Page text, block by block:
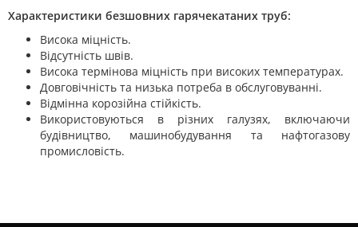
Характеристики безшовних гарячекатаних труб:
Висока міцність.
Відсутність швів.
Висока термінова міцність при високих температурах.
Довговічність та низька потреба в обслуговуванні.
Відмінна корозійна стійкість.
Використовуються в різних галузях, включаючи
будівництво, машинобудування та нафтогазову
промисловість.